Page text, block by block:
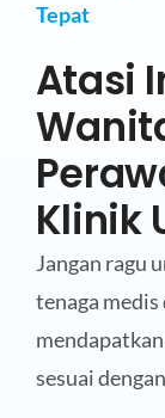
Tepat
Atasi
Klinik
Jangan ragu
tenaga medis
sesuai